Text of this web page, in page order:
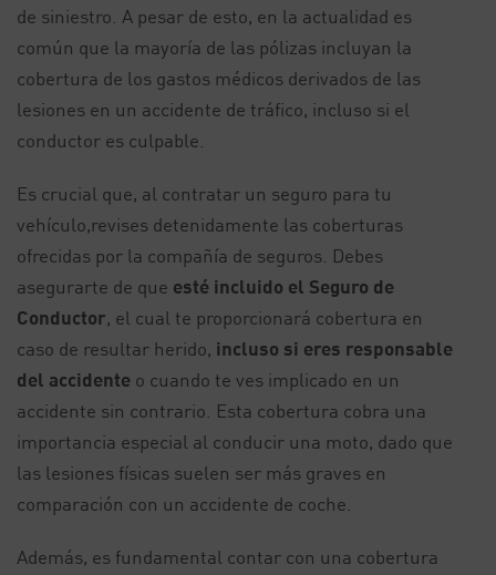
de siniestro. A pesar de esto, en la actualidad es
común que la mayoría de las pólizas incluyan la
cobertura de los gastos médicos derivados de las
lesiones en un accidente de tráfico, incluso si el
conductor es culpable.
Es crucial que, al contratar un seguro para tu
vehículo,revises detenidamente las coberturas
ofrecidas por la compañía de seguros. Debes
asegurarte de que esté incluido el Seguro de
Conductor, el cual te proporcionará cobertura en
caso de resultar herido, incluso si eres responsable
del accidente o cuando te ves implicado en un
accidente sin contrario. Esta cobertura cobra una
importancia especial al conducir una moto, dado que
las lesiones físicas suelen ser más graves en
comparación con un accidente de coche.
Además, es fundamental contar con una cobertura